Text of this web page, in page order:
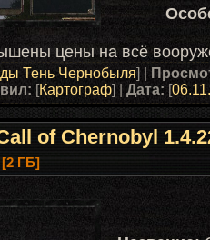
цены на всё
Тень Чернобыля] |
[Картограф] | Дата: [
of Chernobyl
[2 ГБ]